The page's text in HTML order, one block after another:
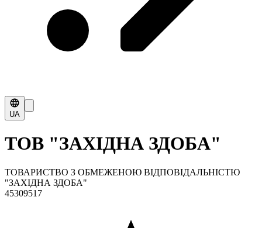
UA
ТОВ "ЗАХІДНА ЗДОБА"
ТОВАРИСТВО З ОБМЕЖЕНОЮ ВІДПОВІДАЛЬНІСТЮ
"ЗАХІДНА ЗДОБА"
45309517